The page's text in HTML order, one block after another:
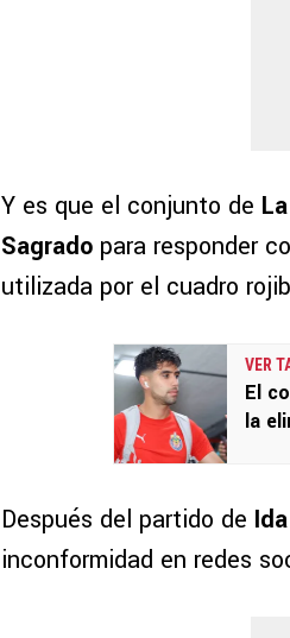
Y es que el conjunto de
Sagrado para responder
utilizada por el cuadro
VER
El
la
Después del partido de Ida
inconformidad en redes